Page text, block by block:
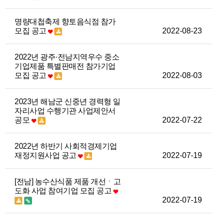
명량대첩축제 향토음식점 참가
모집 공고
2022-08-23
2022년 광주·전남지역우수 중소
기업제품 특별판매전 참가기업
모집 공고
2022-08-03
2023년 해남군 신중년 경력형 일
자리사업 수행기관 사업제안서
공모
2022-07-22
2022년 하반기 사회적경제기업
재정지원사업 공고
2022-07-19
[전남] 농수산식품 제품 개선ㆍ고
도화 사업 참여기업 모집 공고
2022-07-19